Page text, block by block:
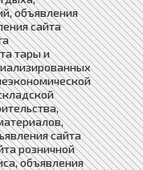
объявления
сайта
тары и
сайта
розничной
объявления